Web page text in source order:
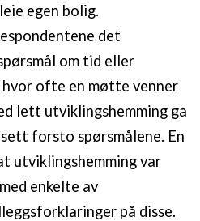
egen bolig.
det
om tid eller
hvor ofte en møtte venner
lett utviklingshemming ga
forsto spørsmålene. En
utviklingshemming var
enkelte av
på disse.